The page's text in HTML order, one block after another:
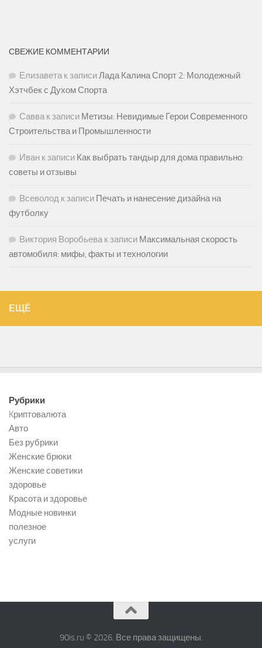
СВЕЖИЕ КОММЕНТАРИИ
Елизаветак записиЛада Калина Спорт 2: Молодежный
Хэтчбек с Духом Спорта
Саввак записи Метизы: Невидимые Герои Современного
Строительства и Промышленности
Иван к записи Как выбрать тандыр для дома правильно:
советы и отзывы
Всеволод к записи Печать и нанесение дизайна на
футболку
Виктория Воробьевак записи Максимальная скорость
автомобиля: мифы, факты и технологии
ЕЩЁ
Рубрики
Kриптовалюта
Авто
Без рубрики
Женские брюки
Женские советики
здоровье
Красота и здоровье
Модные новинки
полезное
услуги
90is.ru © 2026. Все права защищены.